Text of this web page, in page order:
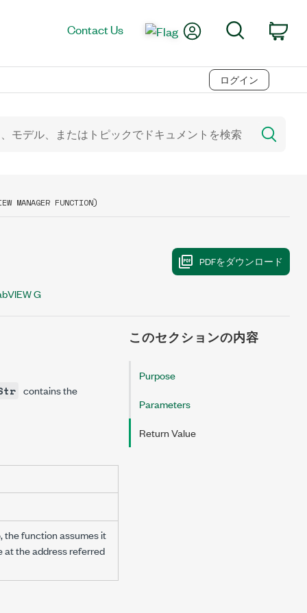
Contact Us My AccountSearch
ログイン
MANAGER FUNCTION)
G
contains the
the function assumes it
at the address referred
このセクションの内容
Purpose
Parameters
Return Value